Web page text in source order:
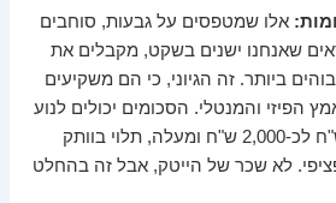
אלו שמטפסים על גבעות, סוחבים
שאנחנו ישנים בשקט, מקבלים את
ביותר. זה הגיוני, כי הם משקיעים
הפיזי והמנטלי. הסכומים יכולים לנוע
בין כ-1,700 ש"ח לכ-2,000 ש"ח ומעלה, תלוי בוותק
לא שכר של הייטק, אבל זה בהחלט